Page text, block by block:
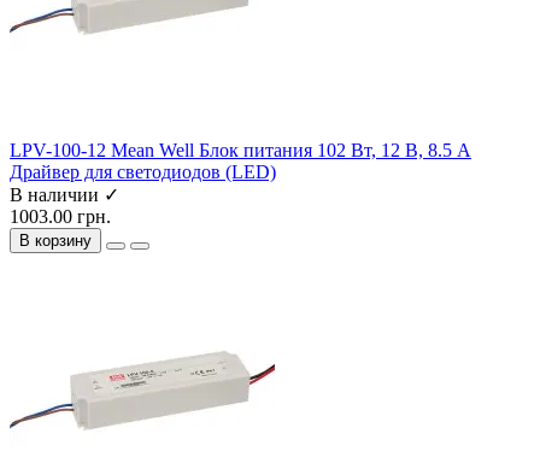
LPV-100-12 Mean Well Блок питания 102 Вт, 12 В, 8.5 А
Драйвер для светодиодов (LED)
В наличии ✓
1003.00 грн.
В корзину